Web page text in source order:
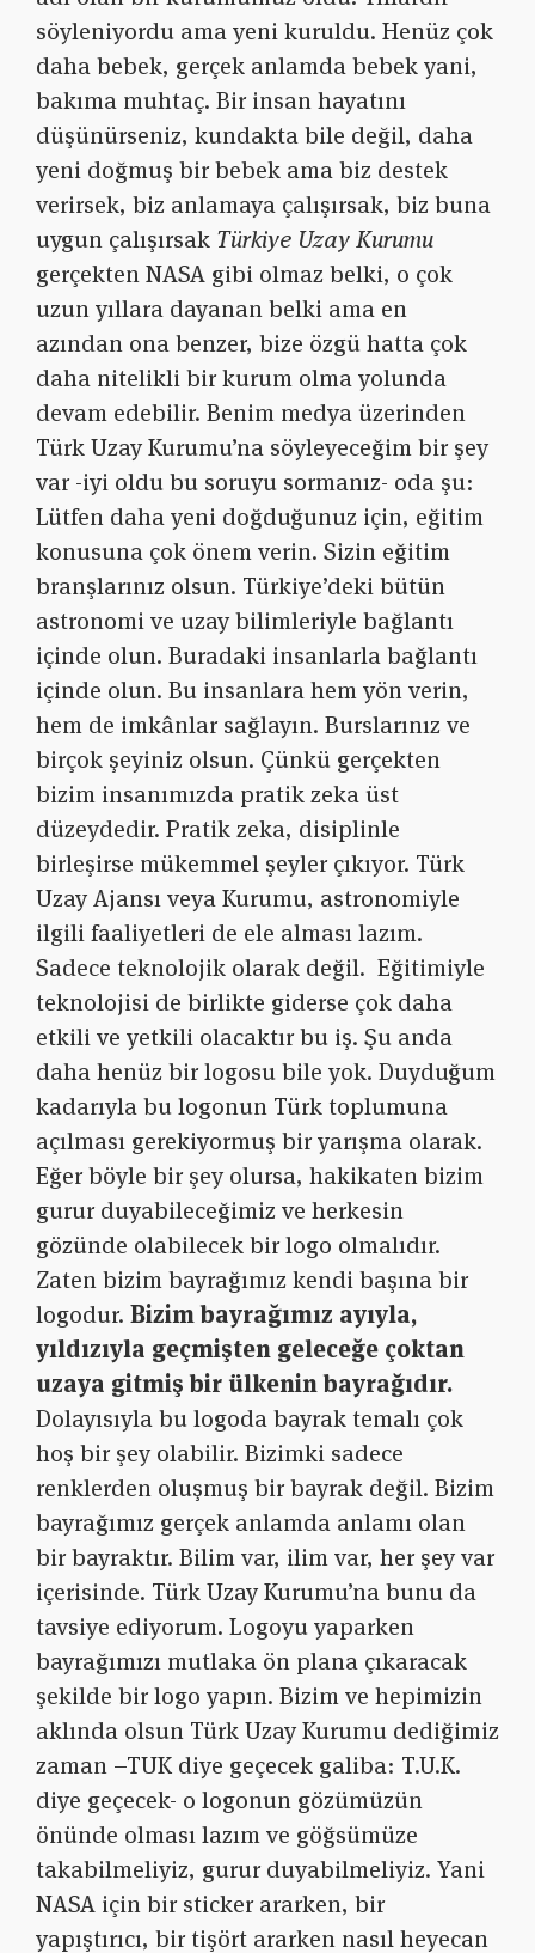
söyleniyordu ama yeni kuruldu. Henüz çok
daha bebek, gerçek anlamda bebek yani,
bakıma muhtaç. Bir insan hayatını
düşünürseniz, kundakta bile değil, daha
yeni doğmuş bir bebek ama biz destek
verirsek, biz anlamaya çalışırsak, biz buna
uygun çalışırsak Türkiye Uzay Kurumu
gerçekten NASA gibi olmaz belki, o çok
uzun yıllara dayanan belki ama en
azından ona benzer, bize özgü hatta çok
daha nitelikli bir kurum olma yolunda
devam edebilir. Benim medya üzerinden
Türk Uzay Kurumu’na söyleyeceğim bir şey
var -iyi oldu bu soruyu sormanız- oda şu:
Lütfen daha yeni doğduğunuz için, eğitim
konusuna çok önem verin. Sizin eğitim
branşlarınız olsun. Türkiye’deki bütün
astronomi ve uzay bilimleriyle bağlantı
içinde olun. Buradaki insanlarla bağlantı
içinde olun. Bu insanlara hem yön verin,
hem de imkânlar sağlayın. Burslarınız ve
birçok şeyiniz olsun. Çünkü gerçekten
bizim insanımızda pratik zeka üst
düzeydedir. Pratik zeka, disiplinle
birleşirse mükemmel şeyler çıkıyor. Türk
Uzay Ajansı veya Kurumu, astronomiyle
ilgili faaliyetleri de ele alması lazım.
Sadece teknolojik olarak değil. Eğitimiyle
teknolojisi de birlikte giderse çok daha
etkili ve yetkili olacaktır bu iş. Şu anda
daha henüz bir logosu bile yok. Duyduğum
kadarıyla bu logonun Türk toplumuna
açılması gerekiyormuş bir yarışma olarak.
Eğer böyle bir şey olursa, hakikaten bizim
gurur duyabileceğimiz ve herkesin
gözünde olabilecek bir logo olmalıdır.
Zaten bizim bayrağımız kendi başına bir
logodur. Bizim bayrağımız ayıyla,
yıldızıyla geçmişten geleceğe çoktan
uzaya gitmiş bir ülkenin bayrağıdır.
Dolayısıyla bu logoda bayrak temalı çok
hoş bir şey olabilir. Bizimki sadece
renklerden oluşmuş bir bayrak değil. Bizim
bayrağımız gerçek anlamda anlamı olan
bir bayraktır. Bilim var, ilim var, her şey var
içerisinde. Türk Uzay Kurumu’na bunu da
tavsiye ediyorum. Logoyu yaparken
bayrağımızı mutlaka ön plana çıkaracak
şekilde bir logo yapın. Bizim ve hepimizin
aklında olsun Türk Uzay Kurumu dediğimiz
zaman –TUK diye geçecek galiba: T.U.K.
diye geçecek- o logonun gözümüzün
önünde olması lazım ve göğsümüze
takabilmeliyiz, gurur duyabilmeliyiz. Yani
NASA için bir sticker ararken, bir
yapıştırıcı, bir tişört ararken nasıl heyecan